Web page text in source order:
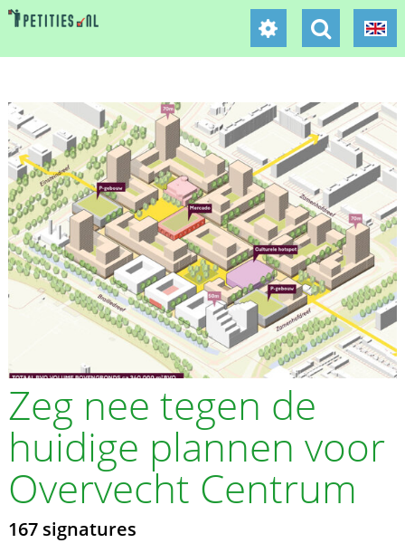
Zeg nee tegen de
huidige plannen voor
Overvecht Centrum
167 signatures